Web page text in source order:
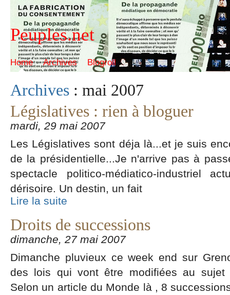
Peuples.net
Home Archives Blogroll
Archives : mai 2007
Législatives : rien à bloguer
mardi, 29 mai 2007
Les Législatives sont déja là...et je suis
de la présidentielle...Je n'arrive pas à
spectacle politico-médiatico-industriel
dérisoire. Un destin, un fait
Lire la suite
Droits de successions
dimanche, 27 mai 2007
Dimanche pluvieux ce week end sur
des lois qui vont être modifiées au sujet
Selon un article du Monde là , 8